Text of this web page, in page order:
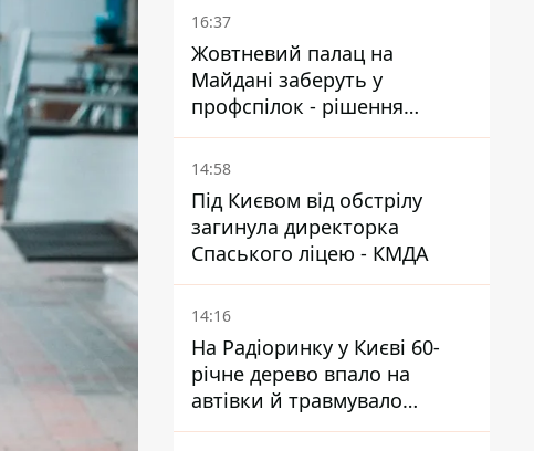
16:37
Жовтневий палац на
Майдані заберуть у
профспілок - рішення
Господарського суду
14:58
Під Києвом від обстрілу
загинула директорка
Спаського ліцею - КМДА
14:16
На Радіоринку у Києві 60-
річне дерево впало на
автівки й травмувало
людину - подробиці